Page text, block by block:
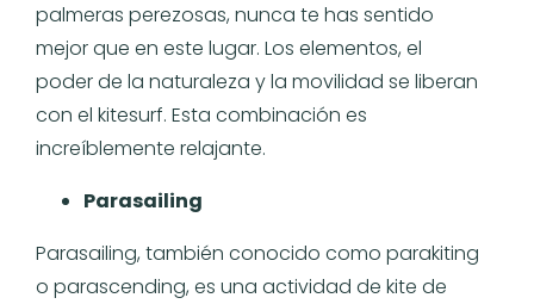
palmeras perezosas, nunca te has sentido
mejor que en este lugar. Los elementos, el
poder de la naturaleza y la movilidad se liberan
con el kitesurf. Esta combinación es
increíblemente relajante.
Parasailing
Parasailing, también conocido como parakiting
o parascending, es una actividad de kite de